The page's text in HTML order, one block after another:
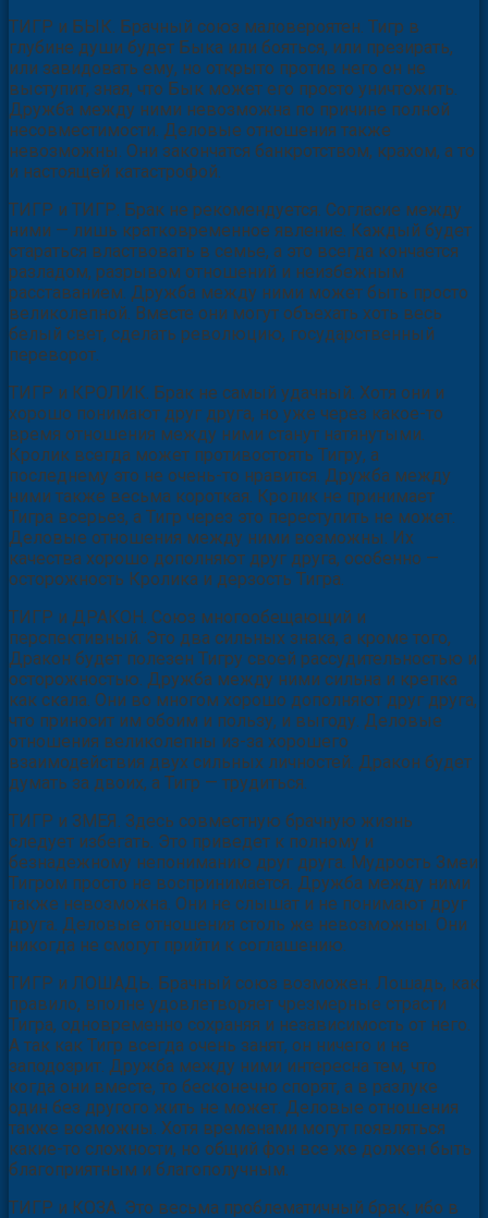
ТИГР и БЫК. Брачный союз маловероятен. Тигр в
глубине души будет Быка или бояться, или презирать,
или завидовать ему, но открыто против него он не
выступит, зная, что Бык может его просто уничтожить.
Дружба между ними невозможна по причине полной
несовместимости. Деловые отношения также
невозможны. Они закончатся банкротством, крахом, а то
и настоящей катастрофой.
ТИГР и ТИГР. Брак не рекомендуется. Согласие между
ними — лишь кратковременное явление. Каждый будет
стараться властвовать в семье, а это всегда кончается
разладом, разрывом отношений и неизбежным
расставанием. Дружба между ними может быть просто
великолепной. Вместе они могут объехать хоть весь
белый свет, сделать революцию, государственный
переворот.
ТИГР и КРОЛИК. Брак не самый удачный. Хотя они и
хорошо понимают друг друга, но уже через какое-то
время отношения между ними станут натянутыми.
Кролик всегда может противостоять Тигру, а
последнему это не очень-то нравится. Дружба между
ними также весьма короткая. Кролик не принимает
Тигра всерьез, а Тигр через это переступить не может.
Деловые отношения между ними возможны. Их
качества хорошо дополняют друг друга, особенно —
осторожность Кролика и дерзость Тигра.
ТИГР и ДРАКОН. Союз многообещающий и
перспективный. Это два сильных знака, а кроме того,
Дракон будет полезен Тигру своей рассудительностью и
осторожностью. Дружба между ними сильна и крепка
как скала. Они во многом хорошо дополняют друг друга,
что приносит им обоим и пользу, и выгоду. Деловые
отношения великолепны из-за хорошего
взаимодействия двух сильных личностей. Дракон будет
думать за двоих, а Тигр — трудиться.
ТИГР и ЗМЕЯ. Здесь совместную брачную жизнь
следует избегать. Это приведет к полному и
безнадежному непониманию друг друга. Мудрость Змеи
Тигром просто не воспринимается. Дружба между ними
также невозможна. Они не слышат и не понимают друг
друга. Деловые отношения столь же невозможны. Они
никогда не смогут прийти к соглашению.
ТИГР и ЛОШАДЬ. Брачный союз возможен. Лошадь, как
правило, вполне удовлетворяет чрезмерные страсти
Тигра, одновременно сохраняя и независимость от него.
А так как Тигр всегда очень занят, он ничего и не
заподозрит. Дружба между ними интересна тем, что
когда они вместе, то бесконечно спорят, а в разлуке
один без другого жить не может. Деловые отношения
также возможны. Хотя временами могут появляться
какие-то сложности, но общий фон все же должен быть
благоприятным и благополучным.
ТИГР и КОЗА. Это весьма проблематичный брак, ибо в